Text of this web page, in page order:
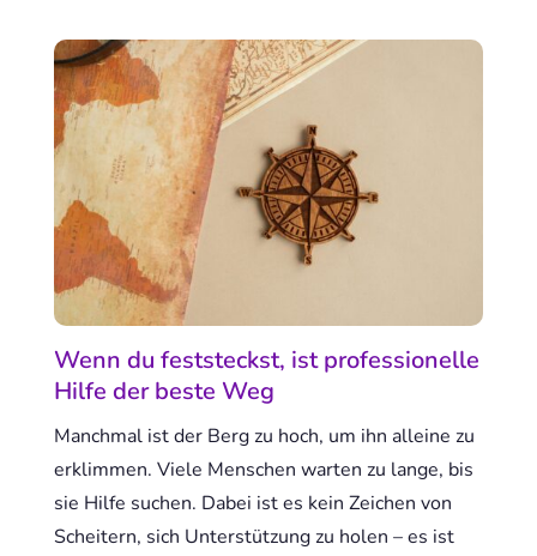
Wenn du feststeckst, ist professionelle
Hilfe der beste Weg
Manchmal ist der Berg zu hoch, um ihn alleine zu
erklimmen. Viele Menschen warten zu lange, bis
sie Hilfe suchen. Dabei ist es kein Zeichen von
Scheitern, sich Unterstützung zu holen – es ist